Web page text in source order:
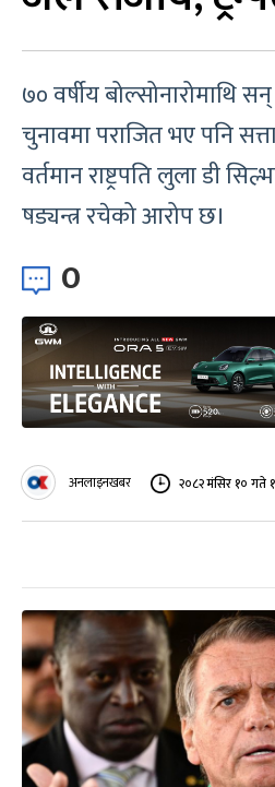
७० वर्षीय बोल्सोनारोमाथि
चुनावमा पराजित भए पनि
वर्तमान राष्ट्रपति लुला डी
षड्यन्त्र रचेको आरोप छ।
0
अनलाइनखबर २०८२ मंसिर १० गते